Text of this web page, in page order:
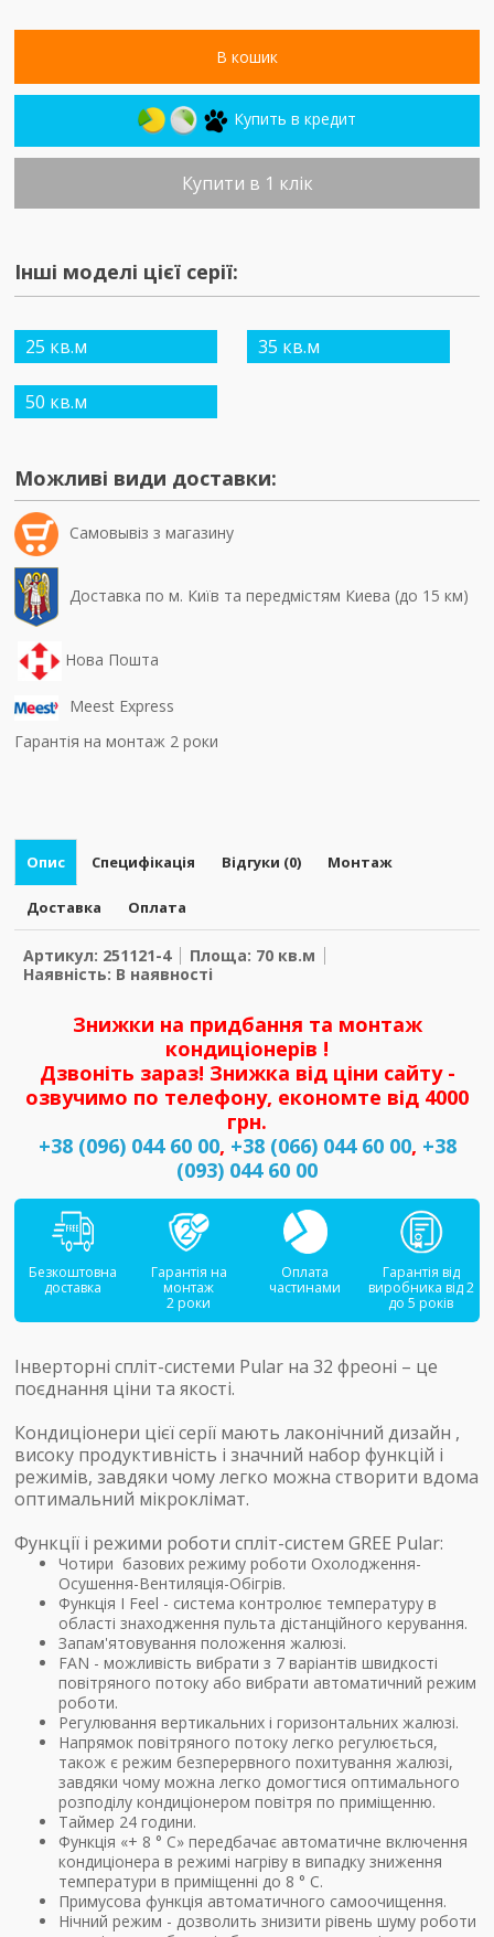
В кошик
Купить в кредит
Купити в 1 клік
Інші моделі цієї серії:
25 кв.м 35 кв.м
50 кв.м
Можливі види доставки:
Самовывiз з магазину
Доставка по м. Київ та передмістям Киева (до 15 км)
Нова Пошта
Meest Express
Гарантія на монтаж 2 роки
Опис Специфікація Відгуки (0) Монтаж
Доставка Оплата
Артикул: 251121-4
Площа: 70 кв.м
Наявність: В наявності
Знижки на придбання та монтаж
кондиціонерів !
Дзвоніть зараз! Знижка від ціни сайту -
озвучимо по телефону, економте від 4000
грн.
+38 (096) 044 60 00, +38 (066) 044 60 00, +38
(093) 044 60 00
Безкоштовна
доставка
Гарантія на
монтаж
2 роки
Оплата
частинами
Гарантія від
виробника від 2
до 5 років
Інверторні спліт-системи Pular на 32 фреоні – це
поєднання ціни та якості.
Кондиціонери цієї серії мають лаконічний дизайн ,
високу продуктивність і значний набор функцій і
режимів, завдяки чому легко можна створити вдома
оптимальний мікроклімат.
Функції і режими роботи спліт-систем GREE Pular:
Чотири базових режиму роботи Охолодження-
Осушення-Вентиляція-Обігрів.
Функція I Feel - система контролює температуру в
області знаходження пульта дістанційного керування.
Запам'ятовування положення жалюзі.
FAN - можливість вибрати з 7 варіантів швидкості
повітряного потоку або вибрати автоматичний режим
роботи.
Регулювання вертикальних і горизонтальних жалюзі.
Напрямок повітряного потоку легко регулюється,
також є режим безперервного похитування жалюзі,
завдяки чому можна легко домогтися оптимального
розподілу кондиціонером повітря по приміщенню.
Таймер 24 години.
Функція «+ 8 ° С» передбачає автоматичне включення
кондиціонера в режимі нагріву в випадку зниження
температури в приміщенні до 8 ° C.
Примусова функція автоматичного самоочищення.
Нічний режим - дозволить знизити рівень шуму роботи